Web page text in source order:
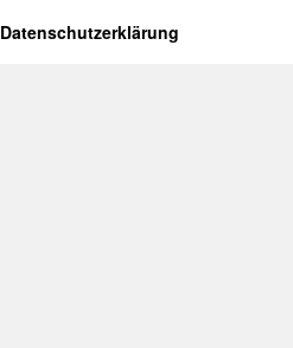
Datenschutzerklärung